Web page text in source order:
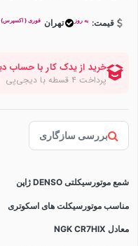
قیمت: به روز تهران فوری ( اکسپرس)
بررسی سازگاری
شمع موتورسیکلتی DENSO ژاپن
مناسب موتورسیکلت های اسکوتری
معادل NGK CR7HIX